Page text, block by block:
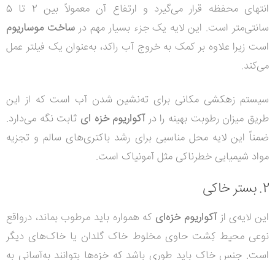
انتهای محفظه قرار می‌گیرد و ارتفاع آن معمولاً بین 2 تا 5
سانتی‌متر است. این لایه یک جزء بسیار مهم درساخت موساریوم
است زیرا علاوه بر کمک به خروج آب راکد، به‌عنوان یک فیلتر عمل
می‌کند.
سیستم زهکشی مکانی برای ته‌نشین شدن آب است که از این
طریق میزان رطوبت بهینه را درآکواریوم خزه ای ثابت نگه می‌دارد.
ضمناً این لایه محل مناسبی برای رشد باکتری‌های سالم و تجزیه
مواد شیمیایی خطرناکی مثل آمونیاک است.
2. بستر خاکی
این لایه‌ی ازآکواریوم خزه‌ای که همواره باید مرطوب بماند، درواقع
نوعی محیط کِشت حاوی مخلوط خاک گلدان یا خاک‌های دیگر
است. جنس خاک باید طوری باشد که خزه‌ها بتوانند به‌آسانی به